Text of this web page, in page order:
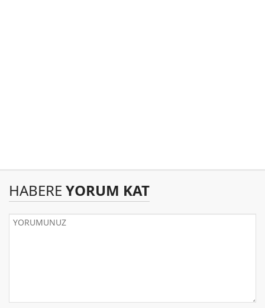
HABERE YORUM KAT